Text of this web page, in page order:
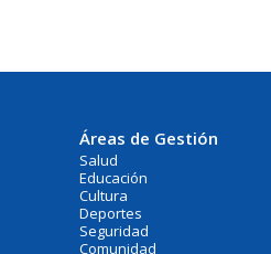
Áreas de Gestión
Salud
Educación
Cultura
Deportes
Seguridad
Comunidad